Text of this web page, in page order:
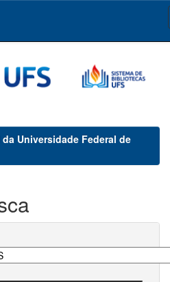
Universidade Federal de